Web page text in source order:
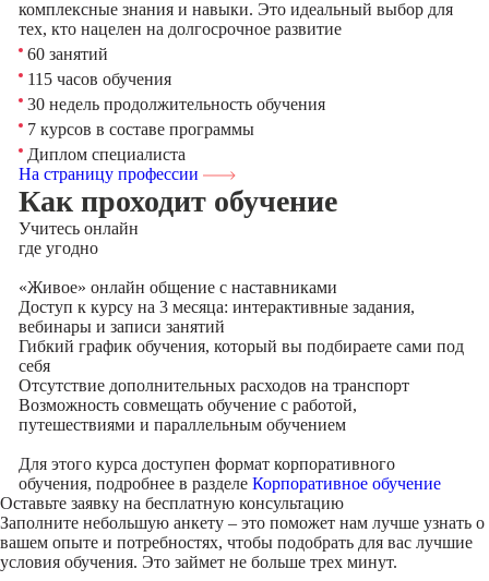
комплексные знания и навыки. Это идеальный выбор для
тех, кто нацелен на долгосрочное развитие
60 занятий
115 часов обучения
30 недель продолжительность обучения
7 курсов в составе программы
Диплом специалиста
На страницу профессии
Как проходит обучение
Учитесь онлайн
где угодно
«Живое» онлайн общение с наставниками
Доступ к курсу на 3 месяца: интерактивные задания,
вебинары и записи занятий
Гибкий график обучения, который вы подбираете сами под
себя
Отсутствие дополнительных расходов на транспорт
Возможность совмещать обучение с работой,
путешествиями и параллельным обучением
Для этого курса доступен формат корпоративного
обучения, подробнее в разделе Корпоративное обучение
Оставьте заявку на бесплатную консультацию
Заполните небольшую анкету – это поможет нам лучше узнать о
вашем опыте и потребностях, чтобы подобрать для вас лучшие
условия обучения. Это займет не больше трех минут.